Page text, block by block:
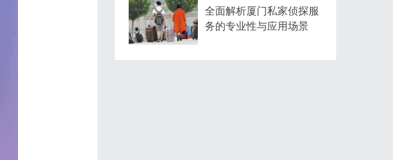
全面解析厦门私家侦探服
务的专业性与应用场景